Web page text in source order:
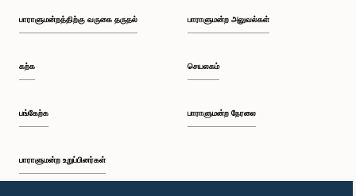
பாராளுமன்றத்திற்கு வருகை தருதல்
கற்க
பங்கேற்க
பாராளுமன்ற உறுப்பினர்கள்
பாராளுமன்ற அலுவல்கள்
செயலகம்
பாராளுமன்ற நேரலை